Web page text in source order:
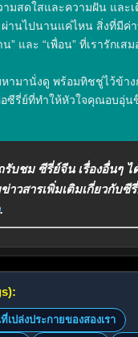
ามสดใสและความฝัน และเ
ผ่านไปนานแค่ไหน สิ่งที่มีค่
น” และ “เพื่อน” ที่เรารักเสม
หามานั่งดู พร้อมทิชชู่ไว้ข้า
ซีรี่ย์ที่ทำให้หัวใจคุณอบอุ่น
รับชม ซีรี่ย์จีน เรื่องอื่นๆ
าวสารเพิ่มเติมเกี่ยวกับซี
.
เปล่งประกายของสองเรา